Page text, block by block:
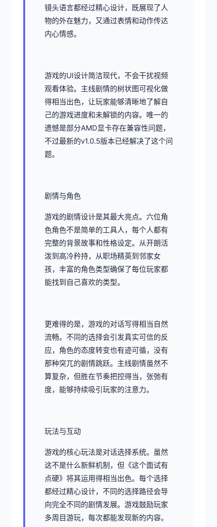
镜头语言都经过精心设计，既展现了人
物的外在魅力，又通过表情和动作传达
内心情感。
游戏的UI设计简洁现代，不会干扰视频
观看体验。主线剧情的树状图可视化做
得相当出色，让玩家能够清晰地了解自
己的游戏进度和未解锁的内容。唯一的
遗憾是部分AMD显卡存在兼容性问题，
不过最新的v1.0.5版本已经解决了这个问
题。
剧情与角色
游戏的剧情设计是其最大亮点。六位角
色角色不是简单的工具人，每个人都有
完整的背景故事和性格设定。从开朗活
泼到高冷矜持，从职场精英到邻家女
孩，丰富的角色类型确保了每位玩家都
能找到自己喜欢的类型。
更难得的是，游戏的对话写得相当自然
流畅。不同的选择会引发真实可信的反
应，角色的态度转变也有迹可循，没有
那种突兀的剧情跳跃。主线剧情虽然不
算复杂，但胜在节奏把控得当，张弛有
度，能够持续吸引玩家的注意力。
玩法与互动
游戏的核心玩法是对话选择系统。虽然
这不是什么新鲜机制，但《这个面试有
点硬》将其运用得相当出色。每个选择
都经过精心设计，不同的选择路径会导
向完全不同的剧情发展。游戏鼓励玩家
多周目游玩，每次都能发现新的内容。